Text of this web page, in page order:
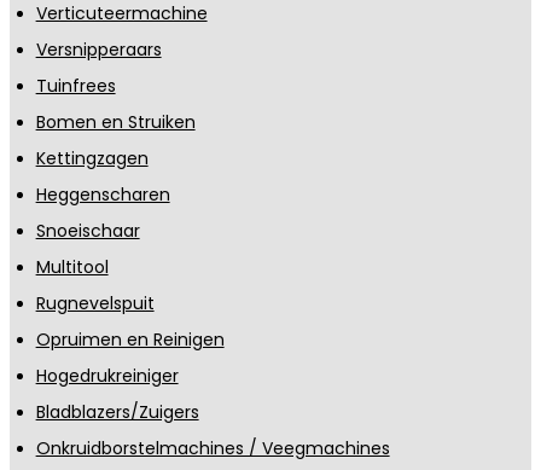
Verticuteermachine
Versnipperaars
Tuinfrees
Bomen en Struiken
Kettingzagen
Heggenscharen
Snoeischaar
Multitool
Rugnevelspuit
Opruimen en Reinigen
Hogedrukreiniger
Bladblazers/Zuigers
Onkruidborstelmachines / Veegmachines